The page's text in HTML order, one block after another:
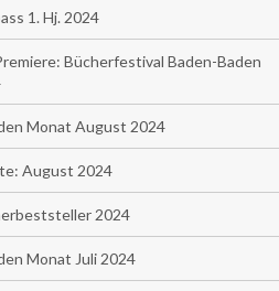
1. Hj. 2024
Bücherfestival Baden-Baden
Monat August 2024
August 2024
2024
Monat Juli 2024